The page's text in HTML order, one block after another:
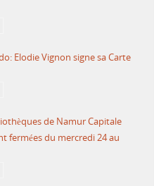
Elodie Vignon signe sa Carte
de Namur Capitale
fermées du mercredi 24 au